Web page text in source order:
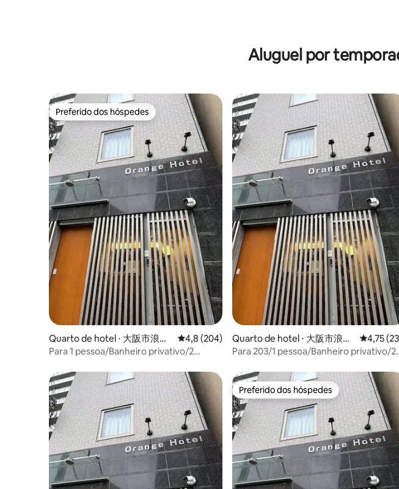
Aluguel por
Preferido dos hóspedes
Preferido dos hóspedes
Quarto de hotel ⋅ 大阪市浪速
区
4,8 de uma avaliação média de 5, 204 avaliações
4,8 (204)
Para 1 pessoa/Banheiro privativo/2
minutos a pé do Tsutenkaku/50 minutos
do Aeroporto de Kansai/Orange
Quarto de hotel ⋅ 大阪市浪速
区
4,75 de
4,75
Para 203/1 pessoa/Banheiro privativo/2
minutos a pé do Tsūtenkaku/50
do Aeroporto de Kansai/Orange
Preferido dos hóspedes
Preferido dos hóspedes